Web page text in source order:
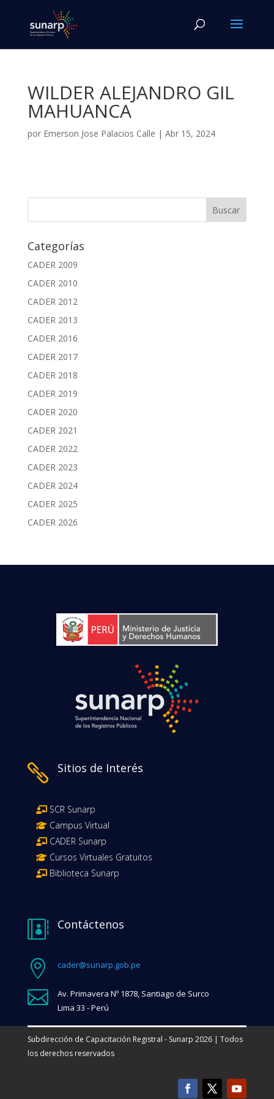
WILDER ALEJANDRO GIL
MAHUANCA
por Emerson Jose Palacios Calle | Abr 15, 2024
Categorías
CADER 2009
CADER 2010
CADER 2012
CADER 2013
CADER 2016
CADER 2017
CADER 2018
CADER 2019
CADER 2020
CADER 2021
CADER 2022
CADER 2023
CADER 2024
CADER 2025
CADER 2026
 Sitios de Interés
SCR Sunarp
Campus Virtual
CADER Sunarp
Cursos Virtuales Gratuitos
Biblioteca Sunarp
 Contáctenos
 cader@sunarp.gob.pe

Av. Primavera Nº 1878, Santiago de Surco
Lima 33 - Perú
Subdirección de Capacitación Registral - Sunarp 2026 | Todos
los derechos reservados